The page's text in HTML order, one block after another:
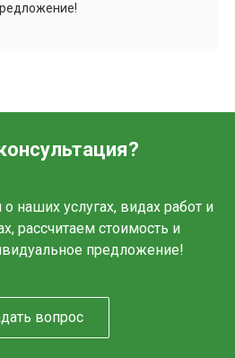
наших услугах, видах работ и
рассчитаем стоимость и
предложение!
вопрос